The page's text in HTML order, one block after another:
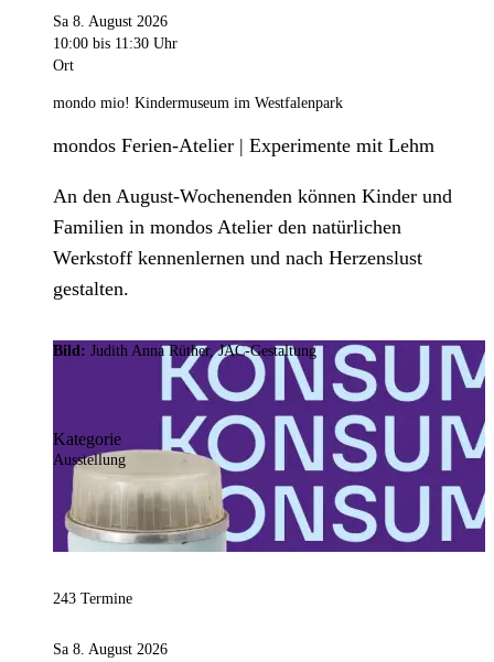
Sa 8. August 2026
10:00 bis 11:30 Uhr
Ort
mondo mio! Kindermuseum im Westfalenpark
mondos Ferien-Atelier | Experimente mit Lehm
An den August-Wochenenden können Kinder und
Familien in mondos Atelier den natürlichen
Werkstoff kennenlernen und nach Herzenslust
gestalten.
Bild: Judith Anna Rüther, JAC-Gestaltung
Kategorie
Ausstellung
243 Termine
Sa 8. August 2026